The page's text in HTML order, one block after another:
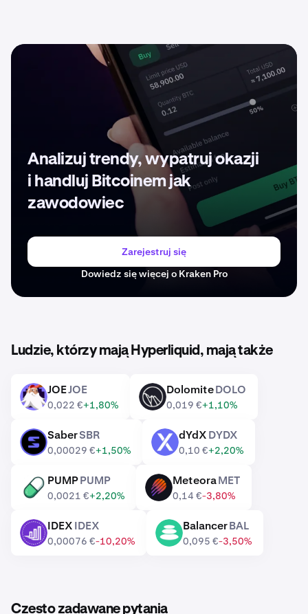
Analizuj trendy, wypatruj okazji
i handluj Bitcoinem jak
zawodowiec
Zarejestruj się
Dowiedz się więcej o Kraken Pro
Ludzie, którzy mają Hyperliquid, mają także
JOE JOEJOE
0,022 €+1,80%
DOLO DolomiteDOLO
0,019 €+1,10%
SBR SaberSBR
0,00029 €+1,50%
DYDX dYdXDYDX
0,10 €+2,20%
PUMP PUMPPUMP
0,0021 €+2,20%
MET MeteoraMET
0,14 €-3,80%
IDEX IDEXIDEX
0,00076 €-10,20%
BAL BalancerBAL
0,095 €-3,50%
Często zadawane pytania